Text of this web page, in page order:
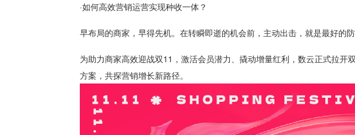
·如何高效营销运营实现种收一体？
早布局的商家，早得先机。在转瞬即逝的机会前，主动出击，就是最好的防
为助力商家高效迎战双11，激活会员潜力、撬动增量红利，数云正式拉开
方案，共探营销增长新路径。